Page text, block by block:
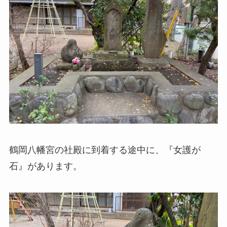
鶴岡八幡宮の社殿に到着する途中に、『女護が
石』があります。